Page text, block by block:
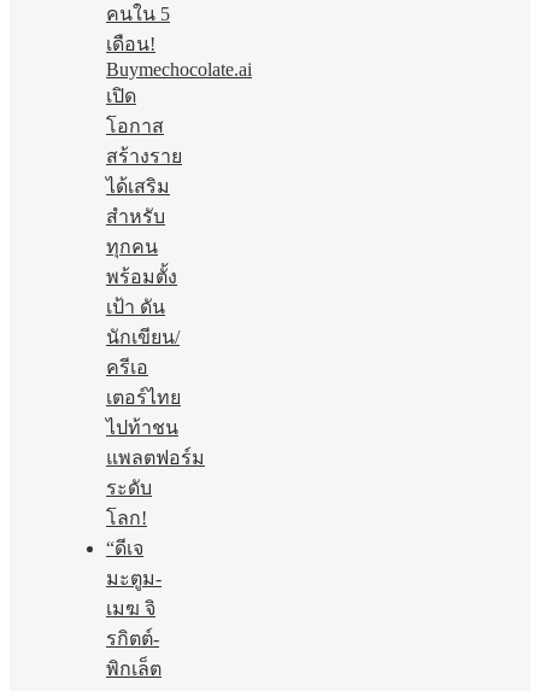
คนใน 5
เดือน!
Buymechocolate.ai
เปิด
โอกาส
สร้างราย
ได้เสริม
สำหรับ
ทุกคน
พร้อมตั้ง
เป้า ดัน
นักเขียน/
ครีเอ
เตอร์ไทย
ไปท้าชน
แพลตฟอร์ม
ระดับ
โลก!
“ดีเจ
มะตูม-
เมฆ จิ
รกิตต์-
พิกเล็ต